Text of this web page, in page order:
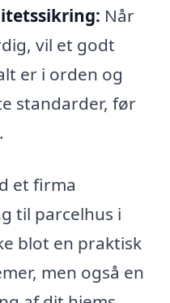
Når
vil et godt
er i orden og
standarder, før
et firma
til parcelhus i
blot en praktisk
men også en